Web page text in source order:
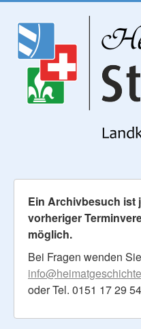
Ein Archivbesuch ist
vorheriger
möglich.
Bei Fragen wenden
oder Tel. 0151 17 29